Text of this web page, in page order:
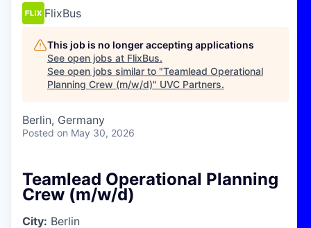
FlixBus
This job is no longer accepting applications
See open jobs at FlixBus.
See open jobs similar to "Teamlead Operational
Planning Crew (m/w/d)" UVC Partners.
Berlin, Germany
Posted on May 30, 2026
Teamlead Operational Planning
Crew (m/w/d)
City: Berlin